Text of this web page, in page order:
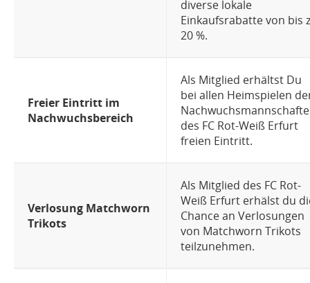
diverse lokale
Einkaufsrabatte von bis
20 %.
Freier Eintritt im
Nachwuchsbereich
Als Mitglied erhältst Du
bei allen Heimspielen
des FC Rot-Weiß Erfurt
freien Eintritt.
Verlosung Matchworn
Trikots
Als Mitglied des FC Rot-
Weiß Erfurt erhälst du
Chance an Verlosungen
von Matchworn Trikots
teilzunehmen.